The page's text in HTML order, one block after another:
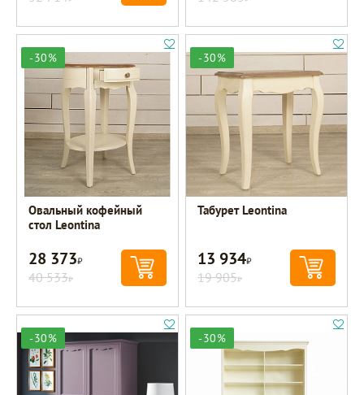
-30%
Овальный кофейный
стол Leontina
28 373Р
40 533Р
-30%
Табурет Leontina
13 934Р
19 905Р
-30% -30%